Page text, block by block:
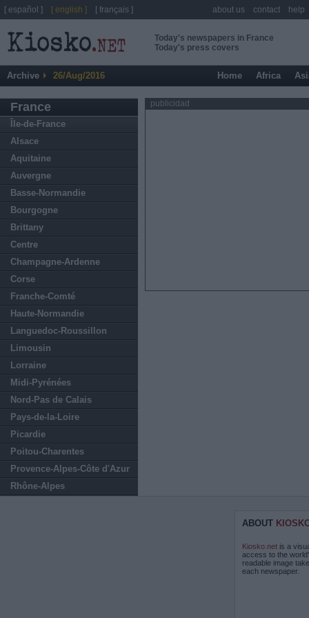
Today's newspapers in France
Today's press covers
Archive 26/Aug/2016 Home Africa
France
Île-de-France
Alsace
Aquitaine
Auvergne
Basse-Normandie
Bourgogne
Brittany
Centre
Champagne-Ardenne
Corse
Franche-Comté
Haute-Normandie
Languedoc-Roussillon
Limousin
Lorraine
Midi-Pyrénées
Nord-Pas de Calais
Pays-de-la-Loire
Picardie
Poitou-Charentes
Provence-Alpes-Côte d'Azur
Rhône-Alpes
publicidad
ABOUT
Kiosko.net is a
access to the
readable image
each newspaper.
[ español ] [ english ] [ français ] about us contact help